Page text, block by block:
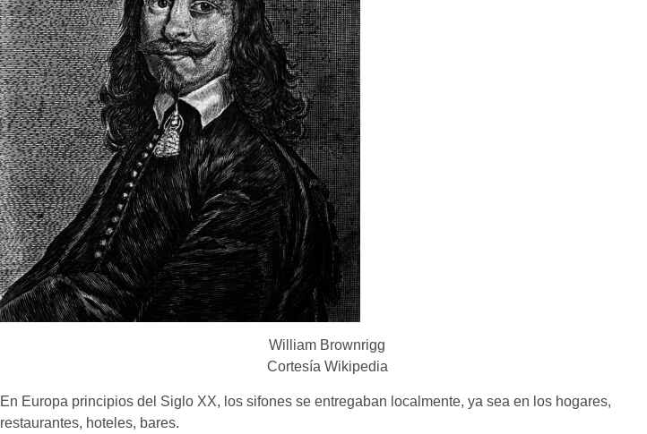
William Brownrigg
Cortesía Wikipedia
En Europa principios del Siglo XX, los sifones se entregaban localmente, ya sea en los hogares,
restaurantes, hoteles, bares.